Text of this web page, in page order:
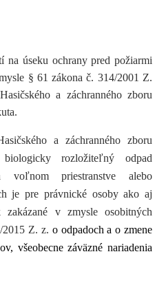
na úseku ochrany pred požiarmi
§ 61 zákona č. 314/2001 Z.
a záchranného zboru
a záchranného zboru
rozložiteľný odpad
priestranstve alebo
je pre právnické osoby ako aj
v zmysle osobitných
2015 Z. z. o odpadoch a o zmene
všeobecne záväzné nariadenia